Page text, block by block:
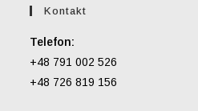
Kontakt
Telefon:
+48 791 002 526
+48 726 819 156